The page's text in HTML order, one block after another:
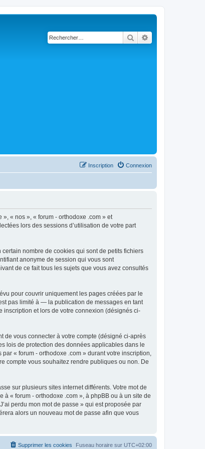
Rechercher
Connexion
Inscription
« nos », « forum - orthodoxe .com » et
lors des sessions d’utilisation de votre part
nombre de cookies qui sont de petits fichiers
anonyme de session qui vous sont
de ce fait tous les sujets que vous avez consultés
pour couvrir uniquement les pages créées par le
pas limité à — la publication de messages en tant
inscription et lors de votre connexion (désignés ci-
de vous connecter à votre compte (désigné ci-après
lois de protection des données applicables dans le
« forum - orthodoxe .com » durant votre inscription,
compte vous souhaitez rendre publiques ou non. De
sur plusieurs sites internet différents. Votre mot de
« forum - orthodoxe .com », à phpBB ou à un site de
perdu mon mot de passe » qui est proposée par
alors un nouveau mot de passe afin que vous
Fuseau horaire sur UTC+02:00
Supprimer les cookies